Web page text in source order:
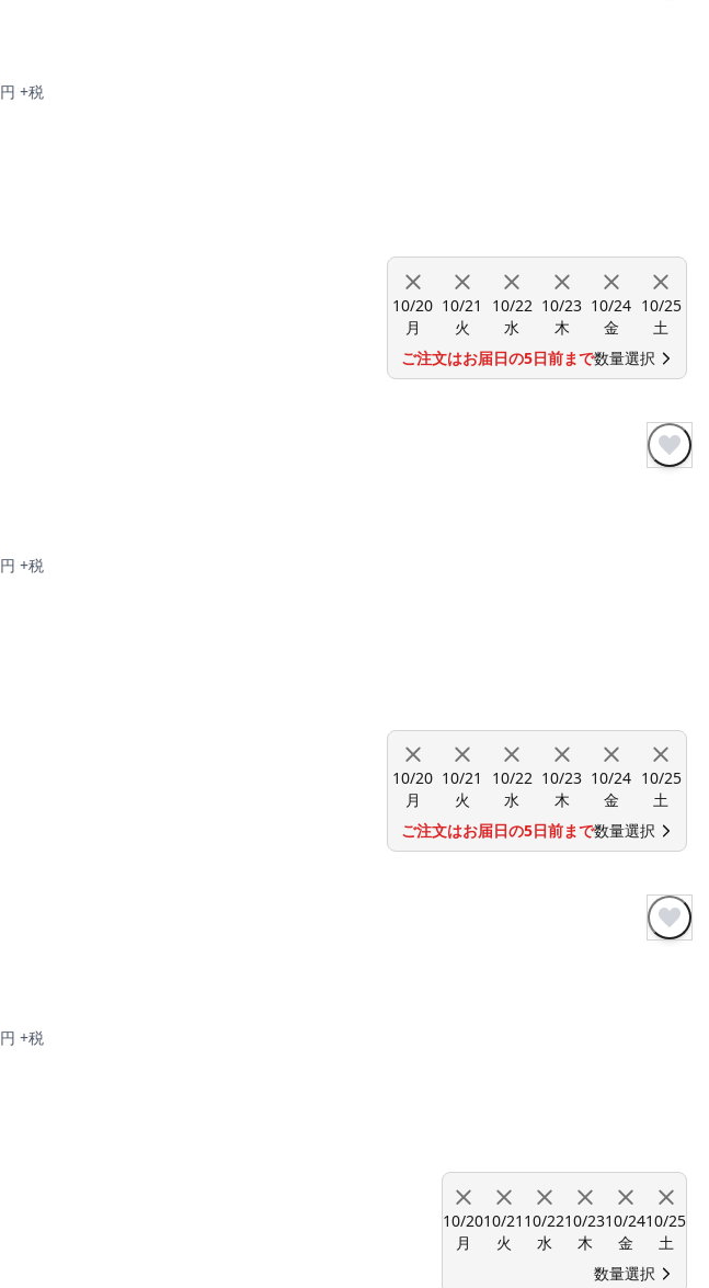
円 +税
10/20
月
10/21
火
10/22
水
10/23
木
10/24
金
10/25
土
ご注文はお届日の5日前まで数量選択
円 +税
10/20
月
10/21
火
10/22
水
10/23
木
10/24
金
10/25
土
ご注文はお届日の5日前まで数量選択
円 +税
10/20
月
10/21
火
10/22
水
10/23
木
10/24
金
10/25
土
数量選択